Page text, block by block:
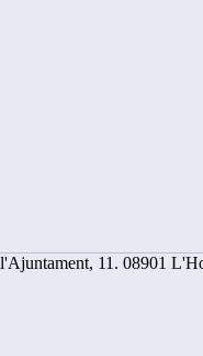
11. 08901